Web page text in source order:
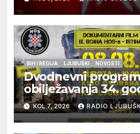
BIH I REGIJA LJUBUŠKI NOVOSTI
Dvodnevni program
obilježavanja 34.
pogibije generala
Kraljevića i
pripadnika HOS-a
KOL 7, 2026 RADIO